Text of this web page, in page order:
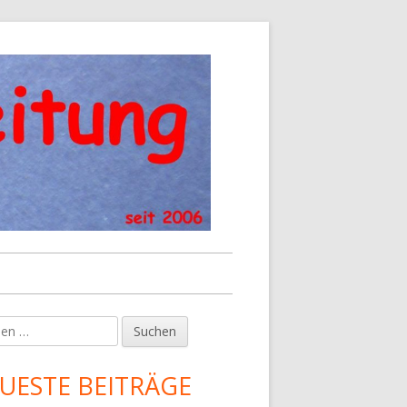
BEITRÄGE